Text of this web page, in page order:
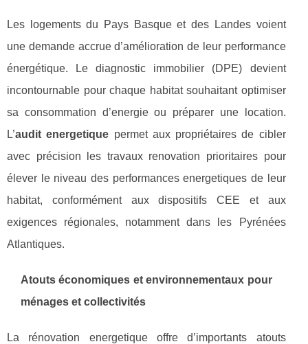
Les logements du Pays Basque et des Landes voient
une demande accrue d’amélioration de leur performance
énergétique. Le diagnostic immobilier (DPE) devient
incontournable pour chaque habitat souhaitant optimiser
sa consommation d’energie ou préparer une location.
L’audit energetique permet aux propriétaires de cibler
avec précision les travaux renovation prioritaires pour
élever le niveau des performances energetiques de leur
habitat, conformément aux dispositifs CEE et aux
exigences régionales, notamment dans les Pyrénées
Atlantiques.
Atouts économiques et environnementaux pour
ménages et collectivités
La rénovation energetique offre d’importants atouts